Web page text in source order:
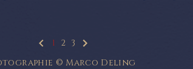
1 2 3
© Marco Deling